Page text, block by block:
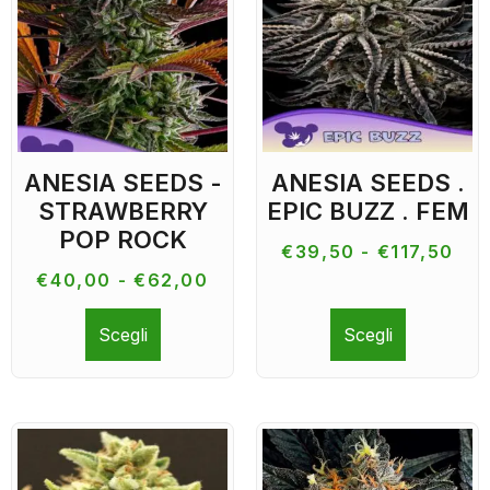
ANESIA SEEDS -
STRAWBERRY
POP ROCK
€40,00 - € 62,00
Scegli
ANESIA SEEDS .
EPIC BUZZ . FEM
€ 39,50 - €117,50
Scegli